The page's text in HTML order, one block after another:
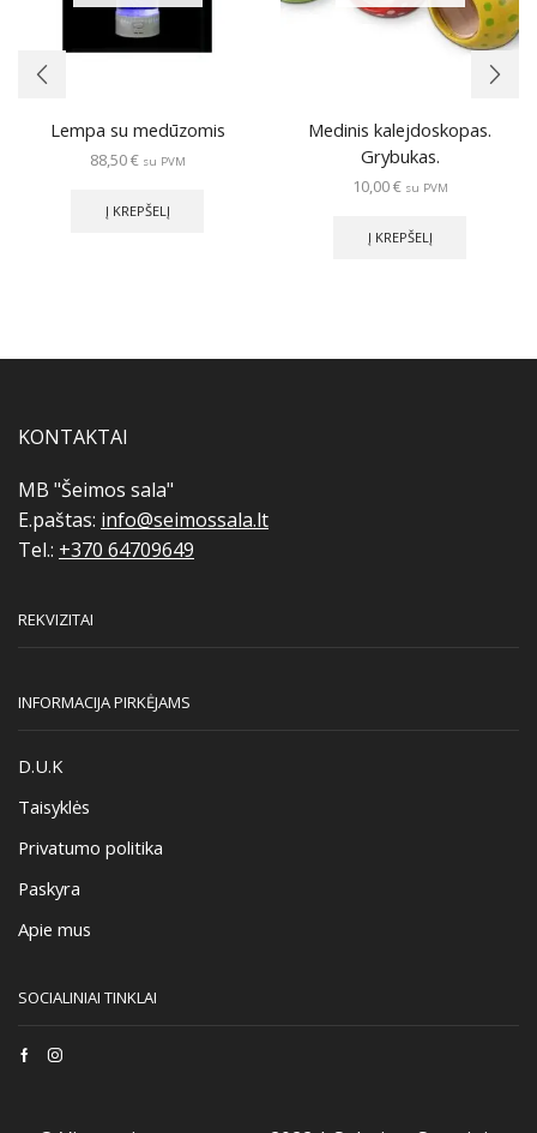
Lempa su medūzomis
88,50€ su PVM
Į KREPŠELĮ
Medinis kalejdoskopas.
Grybukas.
10,00€ su PVM
Į KREPŠELĮ
KONTAKTAI
MB "Šeimos sala"
E.paštas: info@seimossala.lt
Tel.: +370 64709649
REKVIZITAI
INFORMACIJA PIRKĖJAMS
D.U.K
Taisyklės
Privatumo politika
Paskyra
Apie mus
SOCIALINIAI TINKLAI
FacebookInstagram